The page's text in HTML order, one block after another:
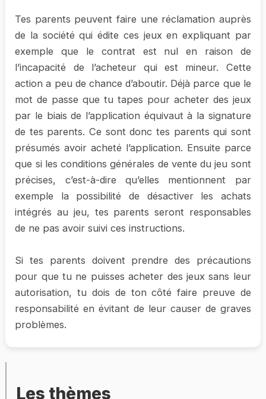
Tes parents peuvent faire une réclamation auprès
de la société qui édite ces jeux en expliquant par
exemple que le contrat est nul en raison de
l’incapacité de l’acheteur qui est mineur. Cette
action a peu de chance d’aboutir. Déjà parce que le
mot de passe que tu tapes pour acheter des jeux
par le biais de l’application équivaut à la signature
de tes parents. Ce sont donc tes parents qui sont
présumés avoir acheté l’application. Ensuite parce
que si les conditions générales de vente du jeu sont
précises, c’est-à-dire qu’elles mentionnent par
exemple la possibilité de désactiver les achats
intégrés au jeu, tes parents seront responsables
de ne pas avoir suivi ces instructions.
Si tes parents doivent prendre des précautions
pour que tu ne puisses acheter des jeux sans leur
autorisation, tu dois de ton côté faire preuve de
responsabilité en évitant de leur causer de graves
problèmes.
Les thèmes